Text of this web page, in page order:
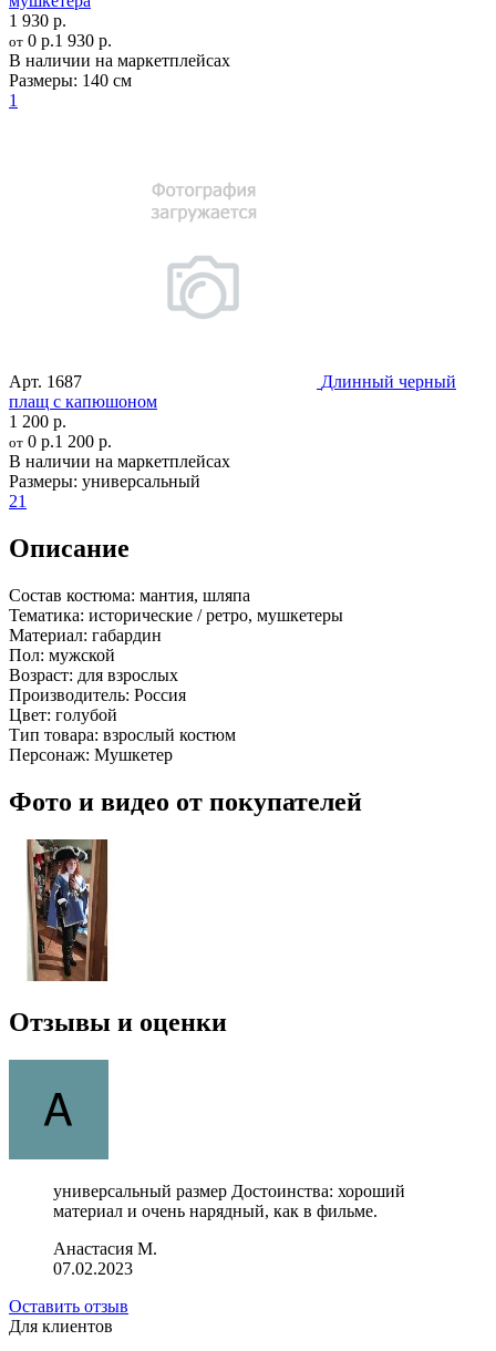
1 930 р.
от 0 р.1 930 р.
В наличии на маркетплейсах
Размеры: 140 см
1
Арт. 1687
Длинный черный
плащ с капюшоном
1 200 р.
от 0 р.1 200 р.
В наличии на маркетплейсах
Размеры: универсальный
21
Описание
Состав костюма: мантия, шляпа
Тематика: исторические / ретро, мушкетеры
Материал: габардин
Пол: мужской
Возраст: для взрослых
Производитель: Россия
Цвет: голубой
Тип товара: взрослый костюм
Персонаж: Мушкетер
Фото и видео от покупателей
Отзывы и оценки
универсальный размер Достоинства: хороший
материал и очень нарядный, как в фильме.
Анастасия М.
07.02.2023
Оставить отзыв
Для клиентов